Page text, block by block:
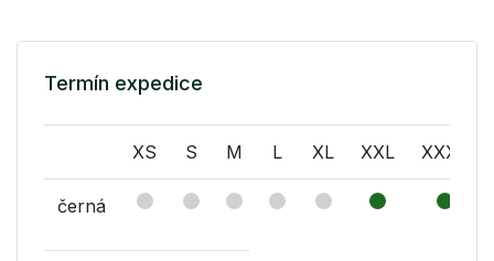
Termín expedice
XS S M L XL XXL XXXL
černá